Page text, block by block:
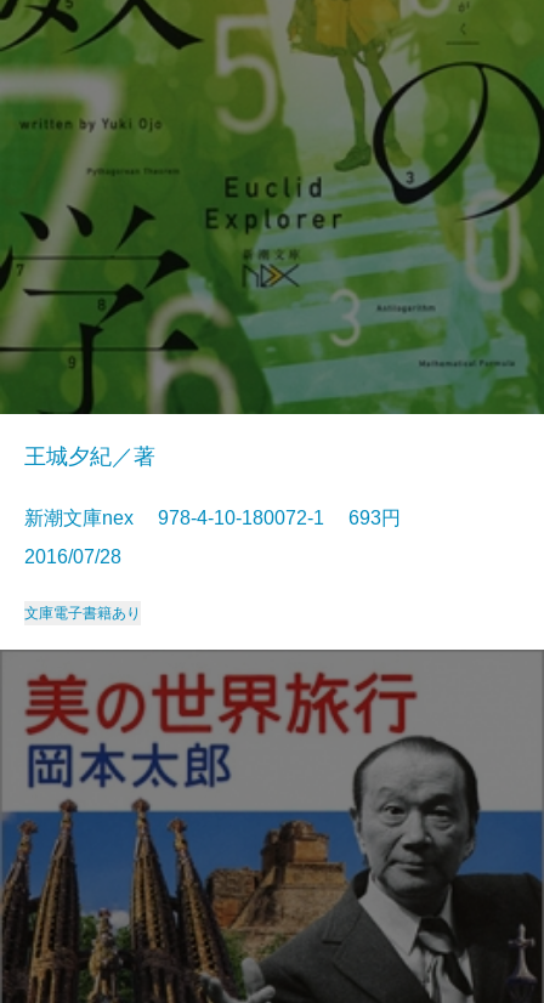
王城夕紀／著
新潮文庫nex 978-4-10-180072-1 693円
2016/07/28
文庫電子書籍あり